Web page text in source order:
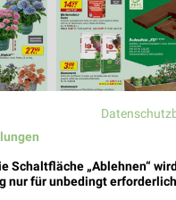
Schaltfläche „Ablehnen“
nur für unbedingt